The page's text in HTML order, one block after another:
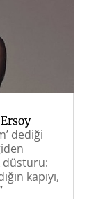
dediği
düsturu:
kapıyı,